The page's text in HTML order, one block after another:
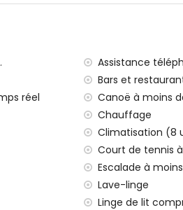
espace repas extérieur
de 5 kilomètres de la villa)
Jávea (à moins de 5
Jávea (à moins de 5 kilomètres de
del Mar, Jávea (à moins de 5
(à moins de 5 kilomètres de
(à moins de 100 kilomètres de la
: Valence (> 100 kilomètres)
aux familles avec enfants
Assistance
Bars et
réel
Canoë à moins
Chauffage
Climatisation (8
Court de tennis
Escalade à
Lave-linge
Linge de lit